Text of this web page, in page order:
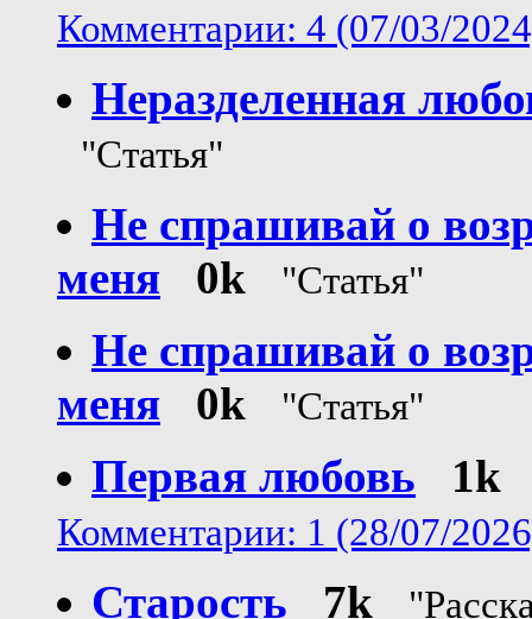
Комментарии: 4 (07/03/
Неразделенная
"Статья"
Не спрашивай о
меня
0k "Статья"
Не спрашивай о
меня
0k "Статья"
Первая любовь 1k
Комментарии: 1 (28/07/
Старость 7k